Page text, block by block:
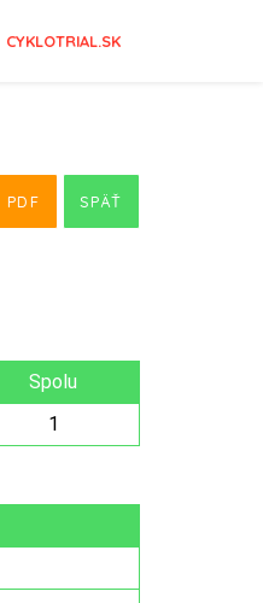
CYKLOTRIAL.SK
PDF SPÄŤ
Spolu
1